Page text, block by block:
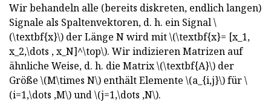
Wir behandeln alle (bereits diskreten, endlich langen)
Signale als Spaltenvektoren, d. h. ein Signal \
(\textbf{x}\) der Länge N wird mit \(\textbf{x}= [x_1,
x_2,\dots , x_N]^\top\). Wir indizieren Matrizen auf
ähnliche Weise, d. h. die Matrix \(\textbf{A}\) der
Größe \(M\times N\) enthält Elemente \(a_{i,j}\) für \
(i=1,\dots ,M\) und \(j=1,\dots ,N\).